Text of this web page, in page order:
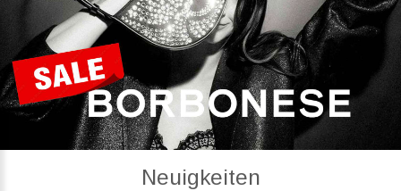
Neuigkeiten